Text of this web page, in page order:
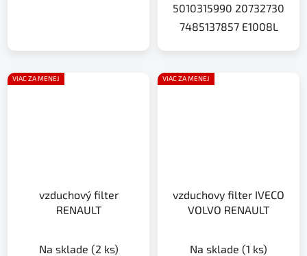
5010315990 20732730
7485137857 E1008L
VIAC ZA MENEJ
vzduchový filter
RENAULT
Na sklade (2 ks)
VIAC ZA MENEJ
vzduchovy filter IVECO
VOLVO RENAULT
Na sklade (1 ks)